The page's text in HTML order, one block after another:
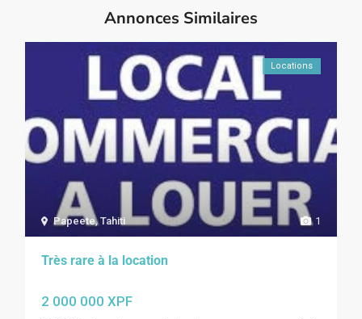
Annonces Similaires
1
Papeete,Tahiti
Locations
Très rare à la location
2 000 000 XPF